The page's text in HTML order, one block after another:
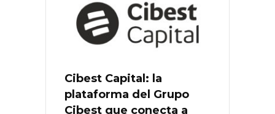
Cibest Capital: la
plataforma del Grupo
Cibest que conecta a